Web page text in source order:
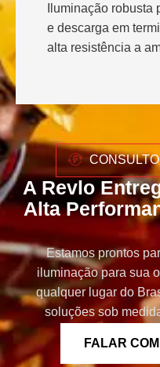
Iluminação
e descarga em
alta resistência a
A Revlo
Alta
Estamos prontos
iluminação para sua
qualquer lugar do
soluções sob
FALAR